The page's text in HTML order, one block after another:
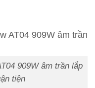
909W âm trần lắp
tiện